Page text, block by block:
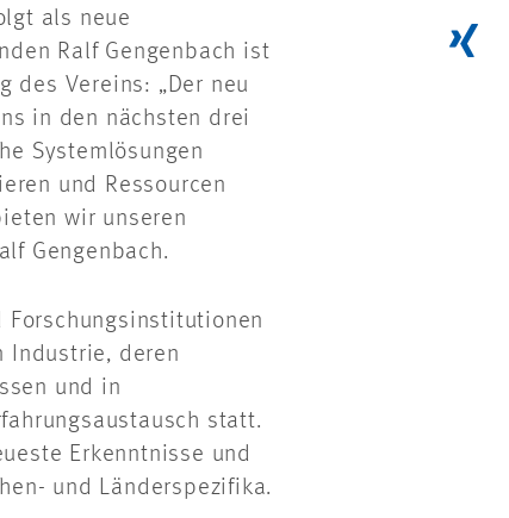
als neue
Ralf Gengenbach ist
des Vereins: „Der neu
in den nächsten drei
Systemlösungen
und Ressourcen
wir unseren
Gengenbach.
Forschungsinstitutionen
Industrie, deren
und in
statt.
Erkenntnisse und
und Länderspezifika.